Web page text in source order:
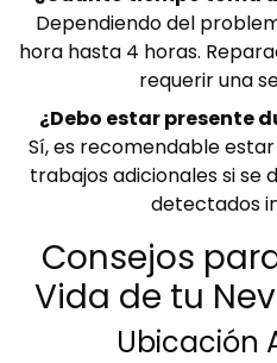
Dependiendo del
hora hasta 4 horas.
requerir una
¿Debo estar presente
Sí, es recomendable
trabajos adicionales si se
detectados
Consejos
Vida de tu
Ubicación